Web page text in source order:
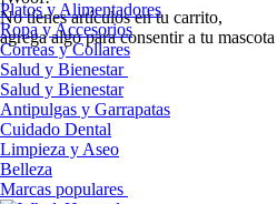
No tíenes artículos en tu carrito,
agrega algo para consentir a tu mascota
Platos y Alimentadores
Ropa y Accesorios
Correas y Collares
Salud y Bienestar
Salud y Bienestar
Antipulgas y Garrapatas
Cuidado Dental
Limpieza y Aseo
Belleza
Marcas populares